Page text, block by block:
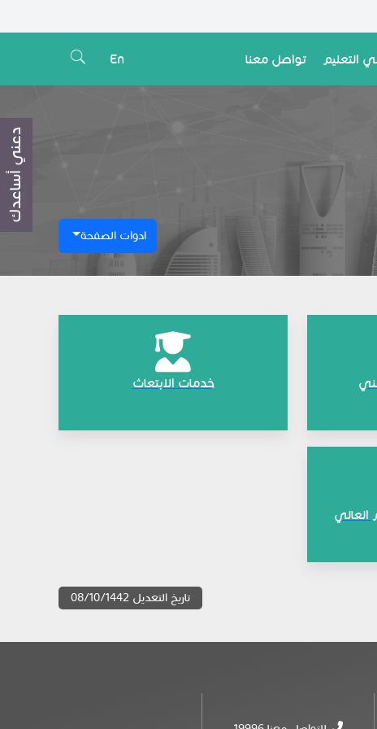
التعليم تواصل معنا En
ادوات الصفحة
خدمات الابتعاث
العالي
تاريخ التعديل 08/10/1442
دعني أساعدك